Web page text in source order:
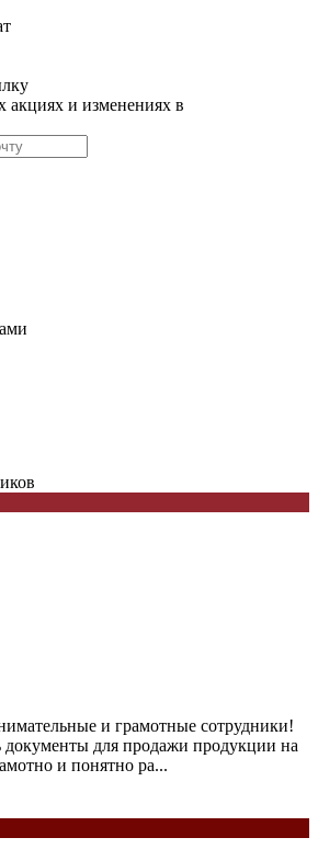
акциях и изменениях в
и грамотные сотрудники!
документы для продажи продукции на
и понятно ра...